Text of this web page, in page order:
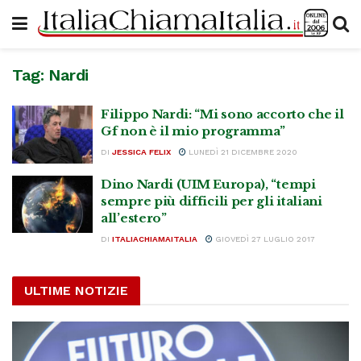
Tag: Nardi
Filippo Nardi: “Mi sono accorto che il
Gf non è il mio programma”
DI JESSICA FELIX LUNEDÌ 21 DICEMBRE 2020
Dino Nardi (UIM Europa), “tempi
sempre più difficili per gli italiani
all’estero”
DI ITALIACHIAMAITALIA GIOVEDÌ 27 LUGLIO 2017
ULTIME NOTIZIE